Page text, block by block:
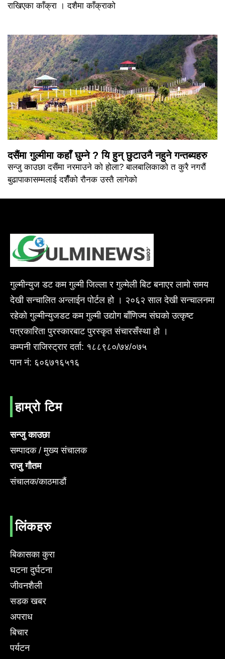
राखिएका काँक्रा । दशैमा काँक्राको
दसैंमा गुल्मीमा कहाँ घुम्ने ? यि हुन् छुटाउनै नहुने गन्तब्यहरु
सन्जु काउछा दसैंमा नरमाउने को होला? बालबालिकाको त कुरै नगरौं
बुढापाकासम्मलाई दशैँको रौनक उस्तै लागेको
गुल्मीन्युज डट कम गुल्मी जिल्ला र गुल्मेली बिट बनाएर लामो समय
देखी सन्चालित अन्लाईन पोर्टल हो । २०६२ साल देखी सन्चालनमा
रहेको गुल्मीन्युजडट कम गुल्मी उद्योग बाँणिज्य संघको उत्कृष्ट
पत्रकारिता पुरस्कारबाट पुरस्कृत संचारसँस्था हो ।
कम्पनी राजिस्ट्रार दर्ता: १८८९८०/७४/०७५
पान नं: ६०६७१६५१६
हाम्रो टिम
सन्जु काउछा
सम्पादक / मुख्य संचालक
राजु गौतम
संचालक/काठमाडौं
लिंकहरु
बिकासका कुरा
घटना दुर्घटना
जीवनशैली
सडक खबर
अपराध
बिचार
पर्यटन